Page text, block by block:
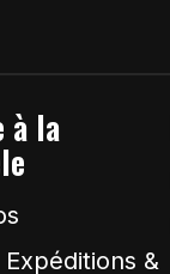
à la
&